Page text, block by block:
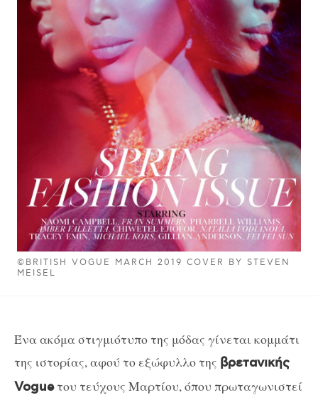
©BRITISH VOGUE MARCH 2019 COVER BY STEVEN
MEISEL
Ένα ακόμα στιγμιότυπο της μόδας γίνεται κομμάτι
της ιστορίας, αφού το εξώφυλλο της βρετανικής
Vogueτου τεύχους Μαρτίου, όπου πρωταγωνιστεί